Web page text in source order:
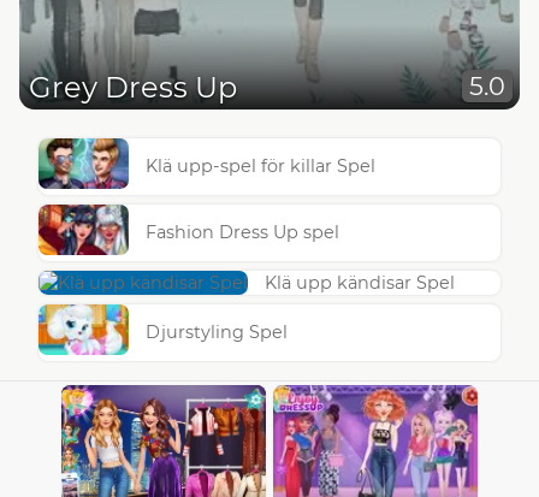
Grey Dress Up 5.0
Klä upp-spel för killar Spel
Fashion Dress Up spel
Klä upp kändisar Spel
Djurstyling Spel